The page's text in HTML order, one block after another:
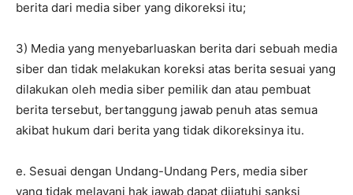
berita dari media siber yang dikoreksi itu;
3) Media yang menyebarluaskan berita dari sebuah media
siber dan tidak melakukan koreksi atas berita sesuai yang
dilakukan oleh media siber pemilik dan atau pembuat
berita tersebut, bertanggung jawab penuh atas semua
akibat hukum dari berita yang tidak dikoreksinya itu.
e. Sesuai dengan Undang-Undang Pers, media siber
yang tidak melayani hak jawab dapat dijatuhi sanksi